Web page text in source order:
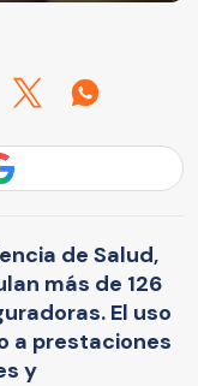
de Salud,
más de 126
El uso
a prestaciones
y